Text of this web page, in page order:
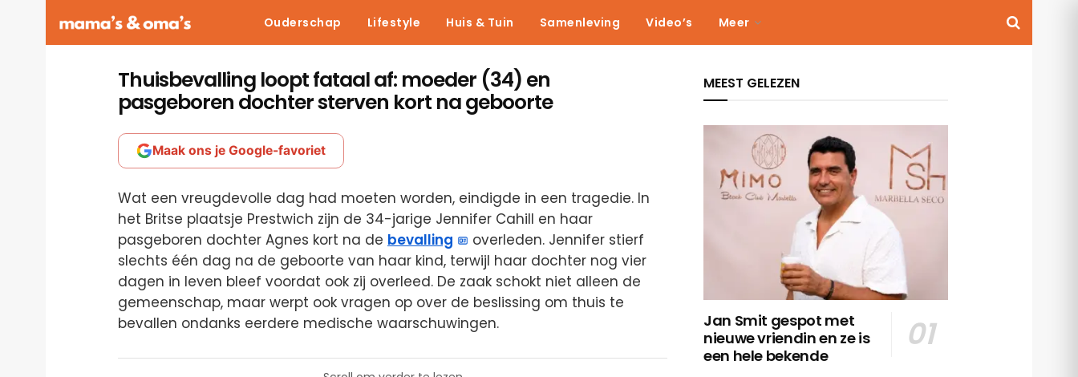
Ouderschap Lifestyle Huis & Tuin Samenleving Video’s Meer
Thuisbevalling loopt fataal af: moeder (34) en
pasgeboren dochter sterven kort na geboorte
Maak ons je Google-favoriet
Wat een vreugdevolle dag had moeten worden, eindigde in een tragedie. In
het Britse plaatsje Prestwich zijn de 34-jarige Jennifer Cahill en haar
pasgeboren dochter Agnes kort na de bevalling
overleden. Jennifer stierf
slechts één dag na de geboorte van haar kind, terwijl haar dochter nog vier
dagen in leven bleef voordat ook zij overleed. De zaak schokt niet alleen de
gemeenschap, maar werpt ook vragen op over de beslissing om thuis te
bevallen ondanks eerdere medische waarschuwingen.
MEEST GELEZEN
Jan Smit gespot met
nieuwe vriendin en ze is
een hele bekende